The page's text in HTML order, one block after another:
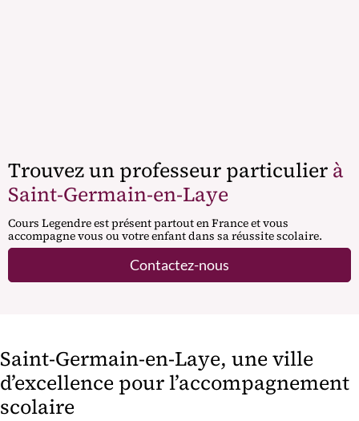
Trouvez un professeur particulier à
Saint-Germain-en-Laye
Cours Legendre est présent partout en France et vous
accompagne vous ou votre enfant dans sa réussite scolaire.
Contactez-nous
Saint-Germain-en-Laye, une ville
d’excellence pour l’accompagnement
scolaire